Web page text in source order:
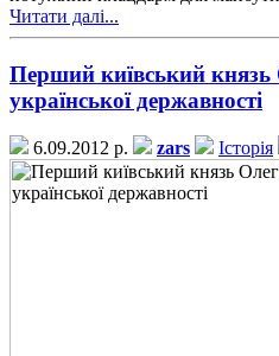
Читати далі...
Перший київський князь
української державності
6.09.2012 р. zars Історія